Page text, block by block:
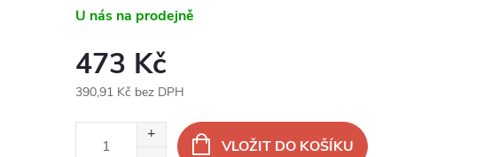
U nás na prodejně
473 Kč
390,91 Kč bez DPH
VLOŽIT DO KOŠÍKU